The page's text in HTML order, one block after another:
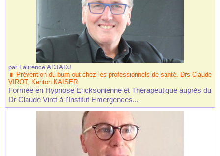
par Laurence ADJADJ
Prévention du burn-out chez les professionnels de santé. Drs Claude
VIROT, Kenton KAISER
Formée en Hypnose Ericksonienne et Thérapeutique auprès du
Dr Claude Virot à l'Institut Emergences...